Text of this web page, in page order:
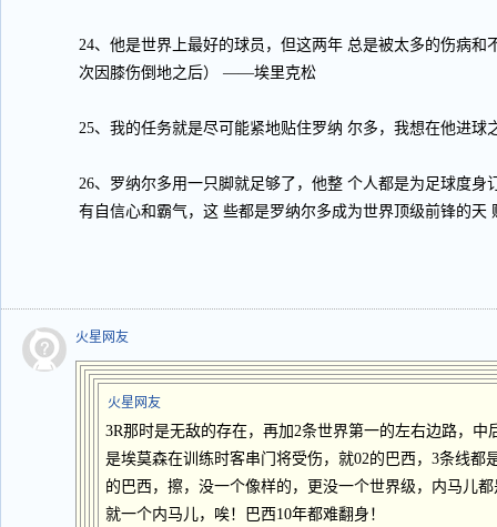
24、他是世界上最好的球员，但这两年 总是被太多的伤病和
次因膝伤倒地之后） ——埃里克松
25、我的任务就是尽可能紧地贴住罗纳 尔多，我想在他进
26、罗纳尔多用一只脚就足够了，他整 个人都是为足球度身
有自信心和霸气，这 些都是罗纳尔多成为世界顶级前锋的
火星网友
火星网友
3R那时是无敌的存在，再加2条世界第一的左右边路，中
是埃莫森在训练时客串门将受伤，就02的巴西，3条线都
的巴西，擦，没一个像样的，更没一个世界级，内马儿
就一个内马儿，唉！巴西10年都难翻身！